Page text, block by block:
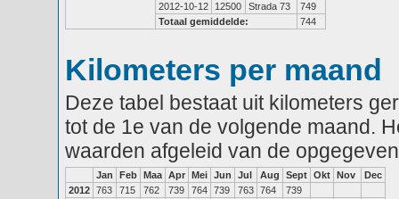
2012-10-12
12500 Strada 73
749
Totaal gemiddelde:
744
Kilometers per maand
Deze tabel bestaat uit kilometers
tot de 1e van de volgende maand.
waarden afgeleid van de
Jan Feb Maa Apr Mei Jun Jul Aug Sept Okt Nov
Dec
2012 763 715 762 739 764 739 763 764
739